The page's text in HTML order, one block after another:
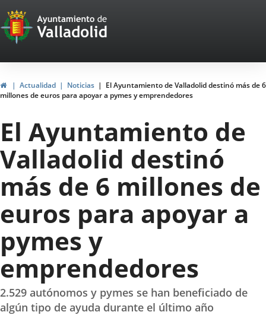
Portal
Web
del
Ayuntamiento
de
Valladolid
InicioActualidad Noticias
El Ayuntamiento de Valladolid destinó más de 6
millones de euros para apoyar a pymes y emprendedores
El Ayuntamiento de
Valladolid destinó
más de 6 millones de
euros para apoyar a
pymes y
emprendedores
2.529 autónomos y pymes se han beneficiado de
algún tipo de ayuda durante el último año